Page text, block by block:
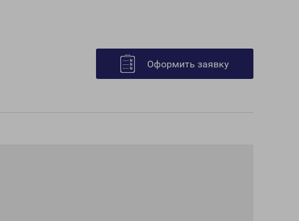
Оформить заявку